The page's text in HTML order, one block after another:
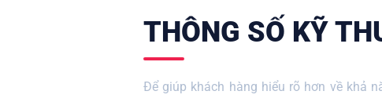
THÔNG SỐ KỸ
Để giúp khách hàng hiểu rõ hơn về khả